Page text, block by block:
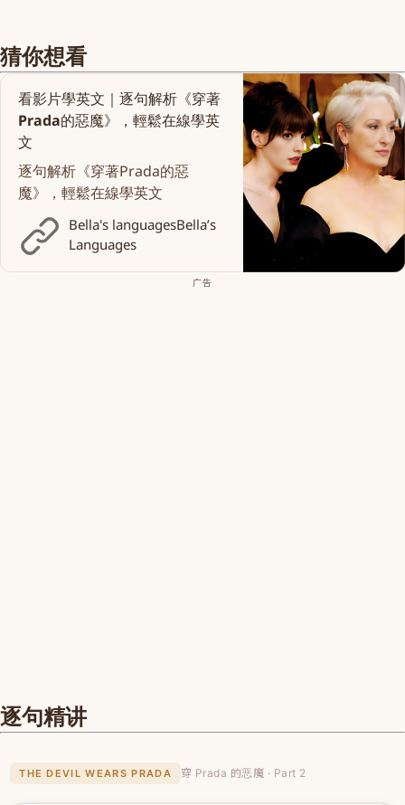
猜你想看
看影片學英文｜逐句解析《穿著
Prada的惡魔》，輕鬆在線學英
文
逐句解析《穿著Prada的惡
魔》，輕鬆在線學英文
Bella's languagesBella’s
Languages
广告
逐句精讲
THE DEVIL WEARS PRADA 穿 Prada 的恶魔 · Part 2